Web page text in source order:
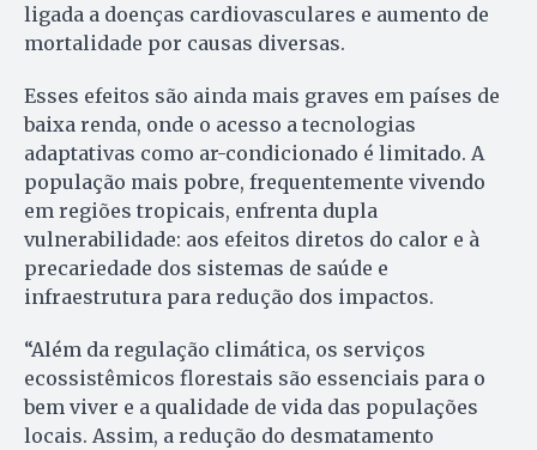
ligada a doenças cardiovasculares e aumento de
mortalidade por causas diversas.
Esses efeitos são ainda mais graves em países de
baixa renda, onde o acesso a tecnologias
adaptativas como ar-condicionado é limitado. A
população mais pobre, frequentemente vivendo
em regiões tropicais, enfrenta dupla
vulnerabilidade: aos efeitos diretos do calor e à
precariedade dos sistemas de saúde e
infraestrutura para redução dos impactos.
“Além da regulação climática, os serviços
ecossistêmicos florestais são essenciais para o
bem viver e a qualidade de vida das populações
locais. Assim, a redução do desmatamento